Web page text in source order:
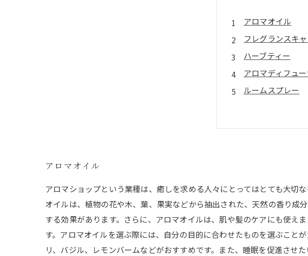
アロマオイル
フレグランスキ
ハーブティー
アロマディフュ
ルームスプレー
アロマオイル
アロマショップという業種は、癒しを求める人々にとってはとても大切
オイルは、植物の花や木、葉、果実などから抽出された、天然の香り成
する効果があります。さらに、アロマオイルは、肌や髪のケアにも使え
す。アロマオイルを選ぶ際には、自分の目的に合わせたものを選ぶこと
リ、バジル、レモンバームなどがおすすめです。また、睡眠を促進させ